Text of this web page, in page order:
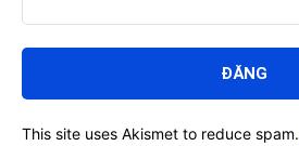
luận:
This site uses Akismet to reduce spam.